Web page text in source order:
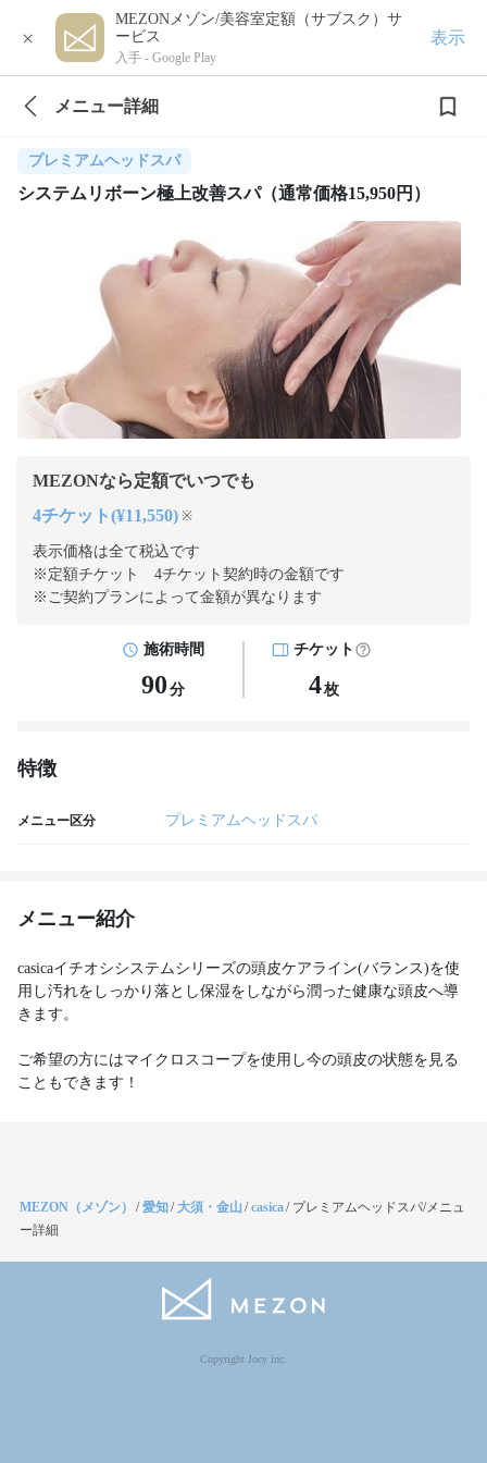
×
MEZONメゾン/美容室定額（サブスク）サ
ービス
入手 - Google Play
表示
メニュー詳細
プレミアムヘッドスパ
システムリボーン極上改善スパ（通常価格15,950円）
MEZONなら定額でいつでも
4チケット(¥11,550) ※
表示価格は全て税込です
※定額チケット 4チケット契約時の金額です
※ご契約プランによって金額が異なります
施術時間
90 分
チケット
4枚
特徴
メニュー区分 プレミアムヘッドスパ
メニュー紹介
casicaイチオシシステムシリーズの頭皮ケアライン(バランス)を使
用し汚れをしっかり落とし保湿をしながら潤った健康な頭皮へ導
きます。
ご希望の方にはマイクロスコープを使用し今の頭皮の状態を見る
こともできます！
MEZON（メゾン） /愛知/大須・金山 /casica/ プレミアムヘッドスパ/メニュ
ー詳細
Copyright Jocy inc.